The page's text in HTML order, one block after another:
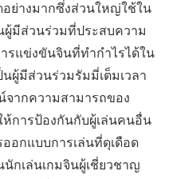
ย่างมากซึ่งส่วนใหญ่ใช้ใน
ผู้มีส่วนร่วมที่ประสบความ
รแข่งขันจินที่ทำกำไรได้ใน
ผู้มีส่วนร่วมรัมมี่เต็มเวลา
จากความสามารถของ
ห้การป้องกันกับผู้เล่นคนอื่น
ออกแบบการเล่นที่ดุเดือด
กเล่นเกมจินผู้เชี่ยวชาญ